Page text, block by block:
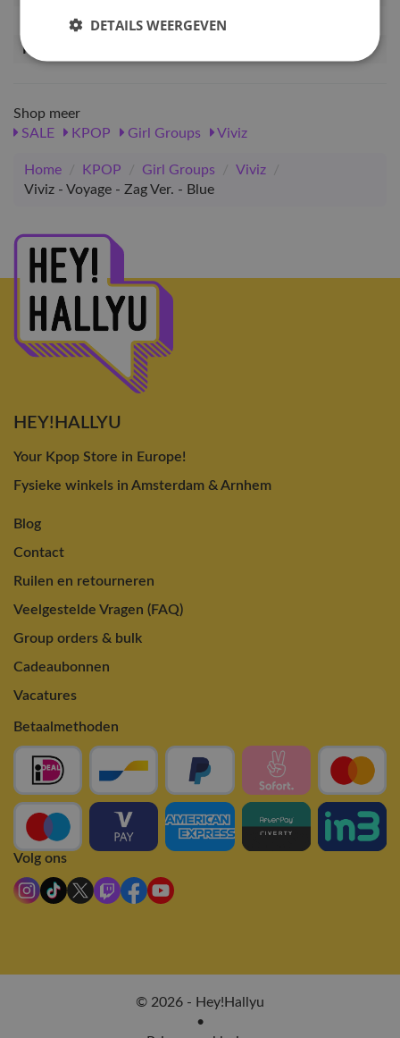
EAN nummer
6986986106667
Release datum
Shop meer
SALE
KPOP Girl Groups Viviz
Home / KPOP / Girl Groups / Viviz
/
Viviz - Voyage - Zag Ver. - Blue
HEY!HALLYU
Your Kpop Store in Europe!
Fysieke winkels in Amsterdam & Arnhem
Blog
Contact
Ruilen en retourneren
Veelgestelde Vragen (FAQ)
Group orders & bulk
Cadeaubonnen
Vacatures
Betaalmethoden
Volg ons
© 2026 - Hey!Hallyu
•
DETAILS WEERGEVEN